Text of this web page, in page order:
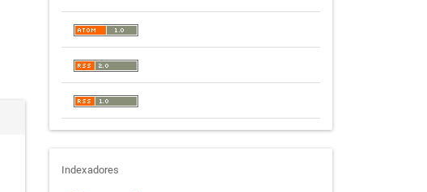
indexadores
Indexadores